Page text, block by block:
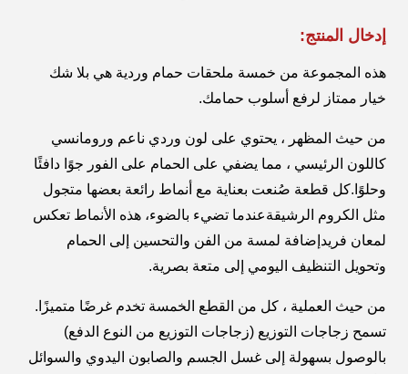
إدخال المنتج:
هذه المجموعة من خمسة ملحقات حمام وردية هي بلا شك
خيار ممتاز لرفع أسلوب حمامك.
من حيث المظهر ، يحتوي على لون وردي ناعم ورومانسي
كاللون الرئيسي ، مما يضفي على الحمام على الفور جوًا دافئًا
وحلوًا.كل قطعة صُنعت بعناية مع أنماط رائعة بعضها متجول
مثل الكروم الرشيقةعندما تضيء بالضوء، هذه الأنماط تعكس
لمعان فريدإضافة لمسة من الفن والتحسين إلى الحمام
وتحويل التنظيف اليومي إلى متعة بصرية.
من حيث العملية ، كل من القطع الخمسة تخدم غرضًا متميزًا.
تسمح زجاجات التوزيع (زجاجات التوزيع من النوع الدفع)
بالوصول بسهولة إلى غسل الجسم والصابون اليدوي والسوائل